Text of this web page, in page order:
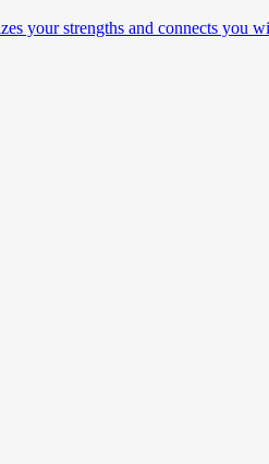
your strengths and connects